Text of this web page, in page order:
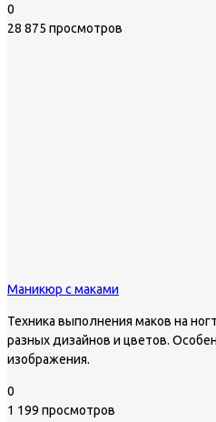
0
28 875 просмотров
Маникюр с маками
Техника выполнения маков на
разных дизайнов и цветов.
изображения.
0
1 199 просмотров